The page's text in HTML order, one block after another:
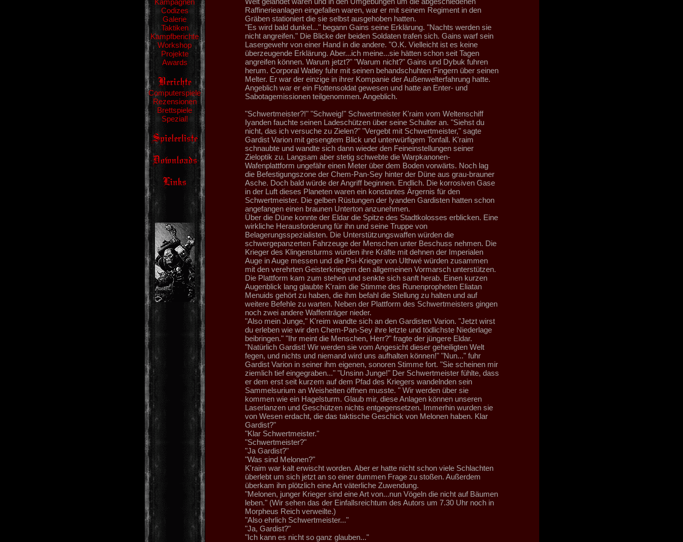
Kampagnen
Codizes
Galerie
Taktiken
Kampfberichte
Workshop
Projekte
Awards
Computerspiele
Rezensionen
Brettspiele
Spezial!
Raffinerieanlagen eingefallen waren, war er mit seinem Regiment in den
Gräben stationiert die sie selbst ausgehoben hatten.
"Es wird bald dunkel..." begann Gains seine Erklärung. "Nachts werden sie
nicht angreifen." Die Blicke der beiden Soldaten trafen sich. Gains warf sein
Lasergewehr von einer Hand in die andere. "O.K. Vielleicht ist es keine
überzeugende Erklärung. Aber...ich meine...sie hätten schon seit Tagen
angreifen können. Warum jetzt?" "Warum nicht?" Gains und Dybuk fuhren
herum. Corporal Watley fuhr mit seinen behandschuhten Fingern über seinen
Melter. Er war der einzige in ihrer Kompanie der Außenwelterfahrung hatte.
Angeblich war er ein Flottensoldat gewesen und hatte an Enter- und
Sabotagemissionen teilgenommen. Angeblich.
"Schwertmeister?!" "Schweig!" Schwertmeister K'raim vom Weltenschiff
Iyanden fauchte seinen Ladeschützen über seine Schulter an. "Siehst du
nicht, das ich versuche zu Zielen?" "Vergebt mit Schwertmeister," sagte
Gardist Varion mit gesengtem Blick und unterwürfigem Tonfall. K'raim
schnaubte und wandte sich dann wieder den Feineinstellungen seiner
Zieloptik zu. Langsam aber stetig schwebte die Warpkanonen-
Wafenplattform ungefähr einen Meter über dem Boden vorwärts. Noch lag
die Befestigungszone der Chem-Pan-Sey hinter der Düne aus grau-brauner
Asche. Doch bald würde der Angriff beginnen. Endlich. Die korrosiven Gase
in der Luft dieses Planeten waren ein konstantes Ärgernis für den
Schwertmeister. Die gelben Rüstungen der Iyanden Gardisten hatten schon
angefangen einen braunen Unterton anzunehmen.
Über die Düne konnte der Eldar die Spitze des Stadtkolosses erblicken. Eine
wirkliche Herausforderung für ihn und seine Truppe von
Belagerungsspezialisten. Die Unterstützungswaffen würden die
schwergepanzerten Fahrzeuge der Menschen unter Beschuss nehmen. Die
Krieger des Klingensturms würden ihre Kräfte mit dehnen der Imperialen
Auge in Auge messen und die Psi-Krieger von Ulthwé würden zusammen
mit den verehrten Geisterkriegern den allgemeinen Vormarsch unterstützen.
Die Plattform kam zum stehen und senkte sich sanft herab. Einen kurzen
Augenblick lang glaubte K'raim die Stimme des Runenpropheten Eliatan
Menuids gehört zu haben, die ihm befahl die Stellung zu halten und auf
weitere Befehle zu warten. Neben der Plattform des Schwertmeisters gingen
noch zwei andere Waffenträger nieder.
"Also mein Junge," K'reim wandte sich an den Gardisten Varion. "Jetzt wirst
du erleben wie wir den Chem-Pan-Sey ihre letzte und tödlichste Niederlage
beibringen." "Ihr meint die Menschen, Herr?" fragte der jüngere Eldar.
"Natürlich Gardist! Wir werden sie vom Angesicht dieser geheiligten Welt
fegen, und nichts und niemand wird uns aufhalten können!" "Nun..." fuhr
Gardist Varion in seiner ihm eigenen, sonoren Stimme fort. "Sie scheinen mir
ziemlich tief eingegraben..." "Unsinn Junge!" Der Schwertmeister fühlte, dass
er dem erst seit kurzem auf dem Pfad des Kriegers wandelnden sein
Sammelsurium an Weisheiten öffnen musste. " Wir werden über sie
kommen wie ein Hagelsturm. Glaub mir, diese Anlagen können unseren
Laserlanzen und Geschützen nichts entgegensetzen. Immerhin wurden sie
von Wesen erdacht, die das taktische Geschick von Melonen haben. Klar
Gardist?"
"Klar Schwertmeister."
"Schwertmeister?"
"Ja Gardist?"
"Was sind Melonen?"
K'raim war kalt erwischt worden. Aber er hatte nicht schon viele Schlachten
überlebt um sich jetzt an so einer dummen Frage zu stoßen. Außerdem
überkam ihn plötzlich eine Art väterliche Zuwendung.
"Melonen, junger Krieger sind eine Art von...nun Vögeln die nicht auf Bäumen
leben." (Wir sehen das der Einfallsreichtum des Autors um 7.30 Uhr noch in
Morpheus Reich verweilte.)
"Also ehrlich Schwertmeister..."
"Ja, Gardist?"
"Ich kann es nicht so ganz glauben..."